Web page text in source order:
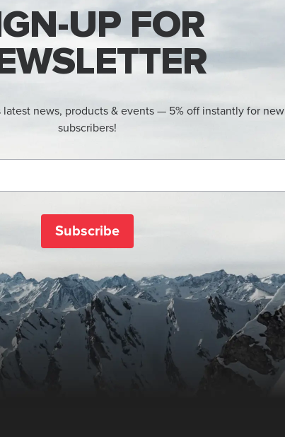
UP FOR
latest news, products & events — 5% off instantly for new
subscribers!
Subscribe